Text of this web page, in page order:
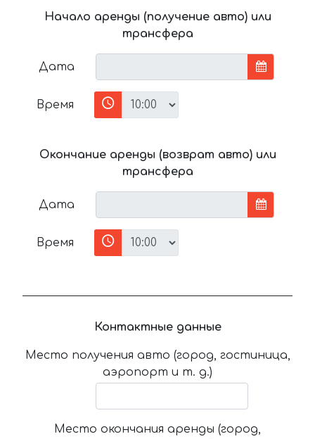
Начало аренды (получение авто) или
трансфера
Дата
Время
Окончание аренды (возврат авто) или
трансфера
Дата
Время
Контактные данные
Место получения авто (город, гостиница,
аэропорт и т. д.)
Место окончания аренды (город,